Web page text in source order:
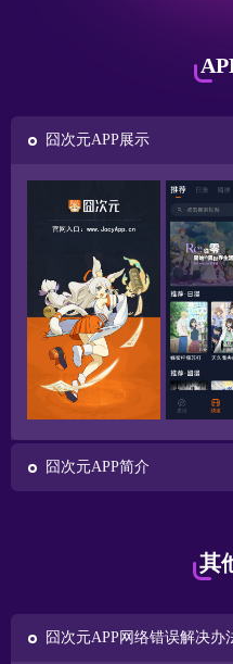
囧次元APP展示
囧次元APP简介
其
囧次元APP网络错误解决办